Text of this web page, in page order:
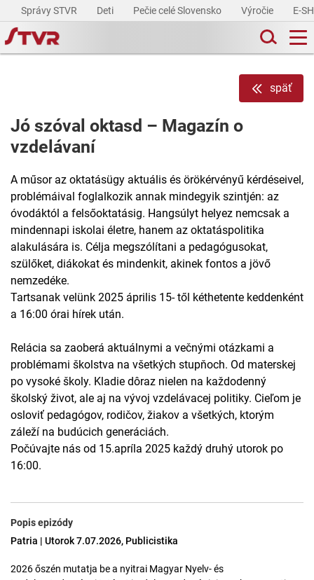
Správy STVR Deti Pečie celé Slovensko Výročie E-
späť
Jó szóval oktasd – Magazín o
vzdelávaní
A műsor az oktatásügy aktuális és örökérvényű kérdéseivel,
problémáival foglalkozik annak mindegyik szintjén: az
óvodáktól a felsőoktatásig. Hangsúlyt helyez nemcsak a
mindennapi iskolai életre, hanem az oktatáspolitika
alakulására is. Célja megszólítani a pedagógusokat,
szülőket, diákokat és mindenkit, akinek fontos a jövő
nemzedéke.
Tartsanak velünk 2025 április 15- től kéthetente keddenként
a 16:00 órai hírek után.
Relácia sa zaoberá aktuálnymi a večnými otázkami a
problémami školstva na všetkých stupňoch. Od materskej
po vysoké školy. Kladie dôraz nielen na každodenný
školský život, ale aj na vývoj vzdelávacej politiky. Cieľom je
osloviť pedagógov, rodičov, žiakov a všetkých, ktorým
záleží na budúcich generáciách.
Počúvajte nás od 15.apríla 2025 každý druhý utorok po
16:00.
Popis epizódy
Patria | Utorok 7.07.2026, Publicistika
2026 őszén mutatja be a nyitrai Magyar Nyelv- és